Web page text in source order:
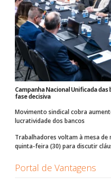
Campanha Nacional Unificada
fase decisiva
Movimento sindical cobra
lucratividade dos bancos
Trabalhadores voltam à mesa
quinta-feira (30) para discutir
Portal de Vantagens